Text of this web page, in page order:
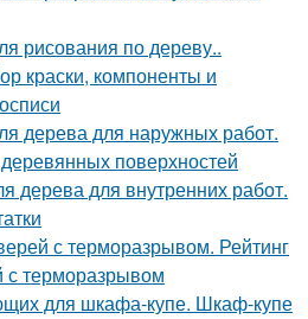
рисования по дереву..
краски, компоненты и
дерева для наружных работ.
поверхностей
дерева для внутренних работ.
с терморазрывом. Рейтинг
с терморазрывом
для шкафа-купе. Шкаф-купе